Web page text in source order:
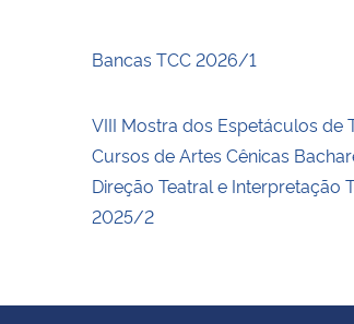
Bancas TCC 2026/1
VIII Mostra dos Espetáculos de
Cursos de Artes Cênicas
Direção Teatral e Interpretação
2025/2